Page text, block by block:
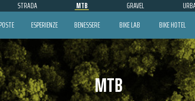
STRADA MTB GRAVEL
ESPERIENZE BENESSERE BIKE LAB BIKE HOTEL
MTB